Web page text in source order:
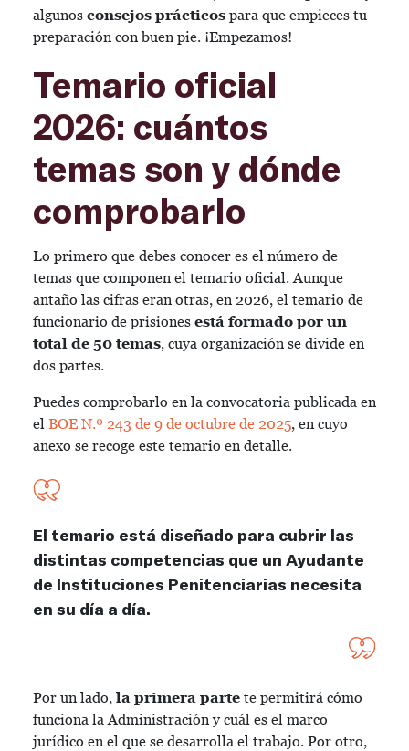
algunos consejos prácticos para que empieces tu
preparación con buen pie. ¡Empezamos!
Temario oficial
2026: cuántos
temas son y dónde
comprobarlo
Lo primero que debes conocer es el número de
temas que componen el temario oficial. Aunque
antaño las cifras eran otras, en 2026, el temario de
funcionario de prisiones está formado por un
total de 50 temas, cuya organización se divide en
dos partes.
Puedes comprobarlo en la convocatoria publicada en
el BOE N.º 243 de 9 de octubre de 2025, en cuyo
anexo se recoge este temario en detalle.
El temario está diseñado para cubrir las
distintas competencias que un Ayudante
de Instituciones Penitenciarias necesita
en su día a día.
Por un lado, la primera parte te permitirá cómo
funciona la Administración y cuál es el marco
jurídico en el que se desarrolla el trabajo. Por otro,